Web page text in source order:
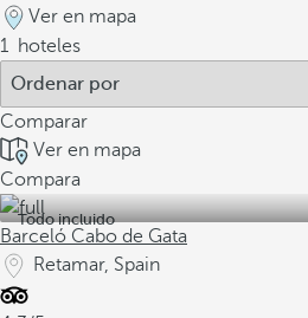
Ver en mapa
1 hoteles
Comparar
Ver en mapa
Compara
Todo incluido
Barceló Cabo de Gata
Retamar, Spain